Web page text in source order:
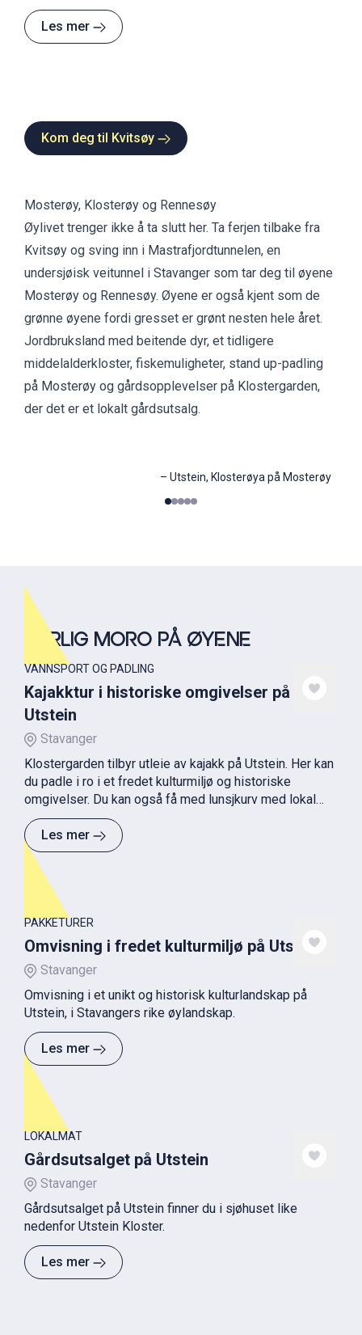
Ryfylkemuseet.
Les mer
Kom deg til Kvitsøy
Mosterøy, Klosterøy og Rennesøy
Øylivet trenger ikke å ta slutt her. Ta ferjen tilbake fra
Kvitsøy og sving inn i Mastrafjordtunnelen, en
undersjøisk veitunnel i Stavanger som tar deg til øyene
Mosterøy og Rennesøy. Øyene er også kjent som de
grønne øyene fordi gresset er grønt nesten hele året.
Jordbruksland med beitende dyr, et tidligere
middelalderkloster, fiskemuligheter, stand up-padling
på Mosterøy og gårdsopplevelser på Klostergarden,
der det er et lokalt gårdsutsalg.
– Utstein, Klosterøya på Mosterøy
01234
VÅRLIG MORO PÅ ØYENE
VANNSPORT OG PADLING
Kajakktur i historiske omgivelser på
Utstein
Stavanger
Klostergarden tilbyr utleie av kajakk på Utstein. Her kan
du padle i ro i et fredet kulturmiljø og historiske
omgivelser. Du kan også få med lunsjkurv med lokal
mat og drikke fra gårdsutsalget.
Les mer
PAKKETURER
Omvisning i fredet kulturmiljø på Utstein
Stavanger
Omvisning i et unikt og historisk kulturlandskap på
Utstein, i Stavangers rike øylandskap.
Les mer
LOKALMAT
Gårdsutsalget på Utstein
Stavanger
Gårdsutsalget på Utstein finner du i sjøhuset like
nedenfor Utstein Kloster.
Les mer